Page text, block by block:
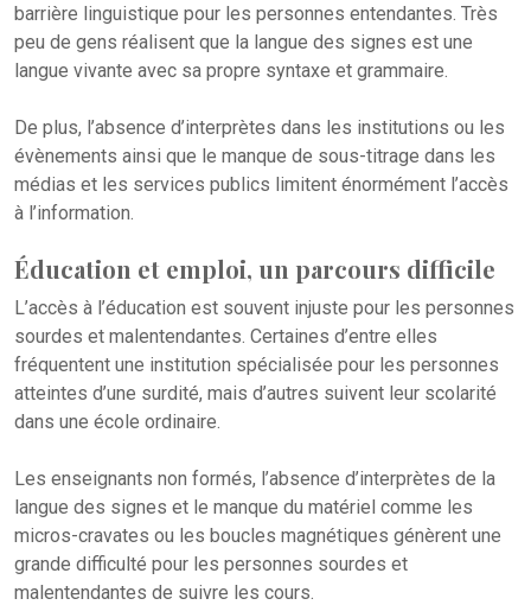
barrière linguistique pour les personnes entendantes. Très
peu de gens réalisent que la langue des signes est une
langue vivante avec sa propre syntaxe et grammaire.
De plus, l’absence d’interprètes dans les institutions ou les
évènements ainsi que le manque de sous-titrage dans les
médias et les services publics limitent énormément l’accès
à l’information.
Éducation et emploi, un parcours difficile
L’accès à l’éducation est souvent injuste pour les personnes
sourdes et malentendantes. Certaines d’entre elles
fréquentent une institution spécialisée pour les personnes
atteintes d’une surdité, mais d’autres suivent leur scolarité
dans une école ordinaire.
Les enseignants non formés, l’absence d’interprètes de la
langue des signes et le manque du matériel comme les
micros-cravates ou les boucles magnétiques génèrent une
grande difficulté pour les personnes sourdes et
malentendantes de suivre les cours.